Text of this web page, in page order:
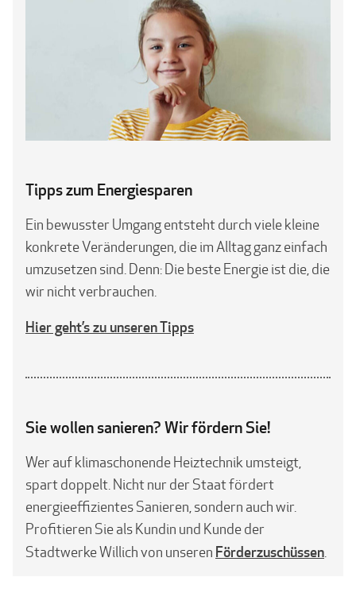
Tipps zum Energiesparen
Ein bewusster Umgang entsteht durch viele kleine
konkrete Veränderungen, die im Alltag ganz einfach
umzusetzen sind. Denn: Die beste Energie ist die, die
wir nicht verbrauchen.
Hier geht’s zu unseren Tipps
Sie wollen sanieren? Wir fördern Sie!
Wer auf klimaschonende Heiztechnik umsteigt,
spart doppelt. Nicht nur der Staat fördert
energieeffizientes Sanieren, sondern auch wir.
Profitieren Sie als Kundin und Kunde der
Stadtwerke Willich von unseren Förderzuschüssen.